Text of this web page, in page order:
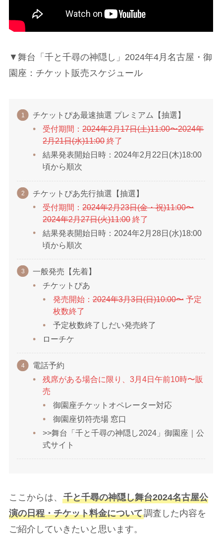
▼舞台「千と千尋の神隠し」2024年4月名古屋・御
園座：チケット販売スケジュール
チケットぴあ最速抽選 プレミアム【抽選】
受付期間：2024年2月17日(土)11:00〜2024年
2月21日(水)11:00終了
結果発表開始日時：2024年2月22日(木)18:00
頃から順次
チケットぴあ先行抽選【抽選】
受付期間：2024年2月23日(金・祝)11:00〜
2024年2月27日(火)11:00終了
結果発表開始日時：2024年2月28日(水)18:00
頃から順次
一般発売【先着】
チケットぴあ
発売開始：2024年3月3日(日)10:00〜予定
枚数終了
予定枚数終了しだい発売終了
ローチケ
電話予約
残席がある場合に限り、3月4日午前10時〜販
売
御園座チケットオペレーター対応
御園座切符売場 窓口
>>舞台「千と千尋の神隠し2024」御園座｜公
式サイト
ここからは、 千と千尋の神隠し舞台2024名古屋公
演の日程・チケット料金について調査した内容を
ご紹介していきたいと思います。